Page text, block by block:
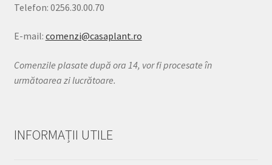
Telefon: 0256.30.00.70
E-mail: comenzi@casaplant.ro
Comenzile plasate după ora 14, vor fi procesate în
următoarea zi lucrătoare.
INFORMAȚII UTILE